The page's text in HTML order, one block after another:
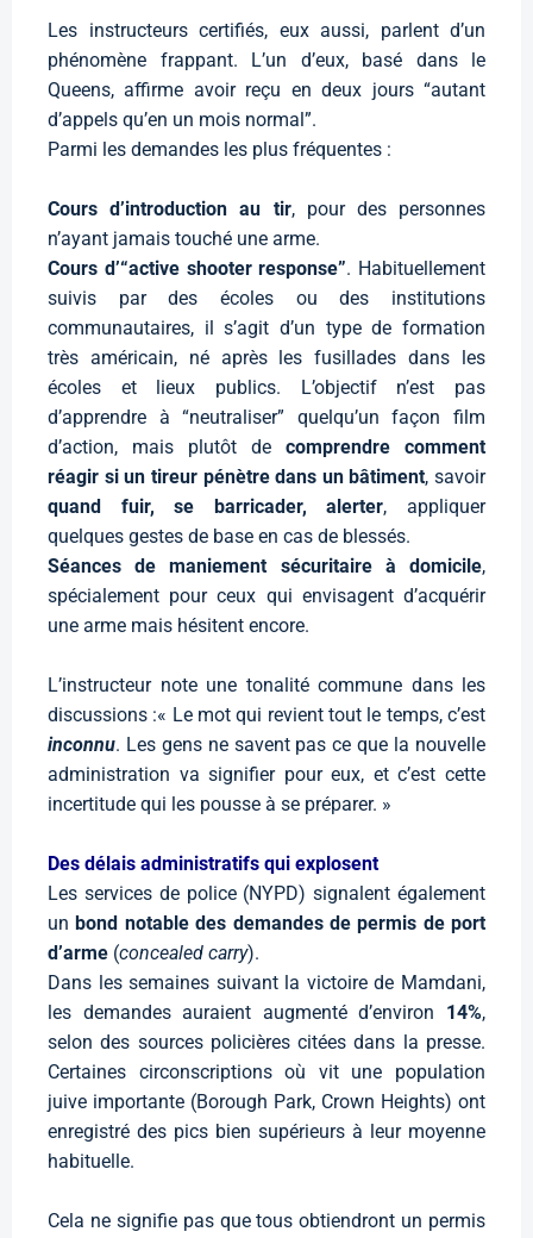
Les instructeurs certifiés, eux aussi, parlent d’un
phénomène frappant. L’un d’eux, basé dans le
Queens, affirme avoir reçu en deux jours “autant
d’appels qu’en un mois normal”.
Parmi les demandes les plus fréquentes :
Cours d’introduction au tir, pour des personnes
n’ayant jamais touché une arme.
Cours d’“active shooter response”. Habituellement
suivis par des écoles ou des institutions
communautaires, il s’agit d’un type de formation
très américain, né après les fusillades dans les
écoles et lieux publics. L’objectif n’est pas
d’apprendre à “neutraliser” quelqu’un façon film
d’action, mais plutôt de comprendre comment
réagir si un tireur pénètre dans un bâtiment, savoir
quand fuir, se barricader, alerter, appliquer
quelques gestes de base en cas de blessés.
Séances de maniement sécuritaire à domicile,
spécialement pour ceux qui envisagent d’acquérir
une arme mais hésitent encore.
L’instructeur note une tonalité commune dans les
discussions :« Le mot qui revient tout le temps, c’est
inconnu. Les gens ne savent pas ce que la nouvelle
administration va signifier pour eux, et c’est cette
incertitude qui les pousse à se préparer. »
Des délais administratifs qui explosent
Les services de police (NYPD) signalent également
un bond notable des demandes de permis de port
d’arme (concealed carry).
Dans les semaines suivant la victoire de Mamdani,
les demandes auraient augmenté d’environ 14%,
selon des sources policières citées dans la presse.
Certaines circonscriptions où vit une population
juive importante (Borough Park, Crown Heights) ont
enregistré des pics bien supérieurs à leur moyenne
habituelle.
Cela ne signifie pas que tous obtiendront un permis